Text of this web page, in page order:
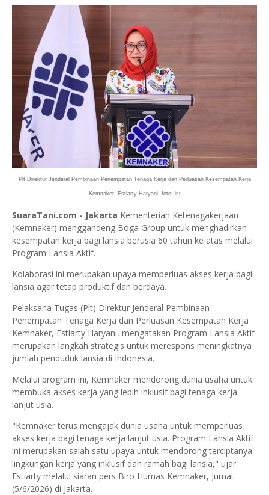
Plt Direktur Jenderal Pembinaan Penempatan Tenaga Kerja dan Perluasan Kesempatan Kerja
Kemnaker, Estiarty Haryani. foto: ist
SuaraTani.com - Jakarta Kementerian Ketenagakerjaan
(Kemnaker) menggandeng Boga Group untuk menghadirkan
kesempatan kerja bagi lansia berusia 60 tahun ke atas melalui
Program Lansia Aktif.
Kolaborasi ini merupakan upaya memperluas akses kerja bagi
lansia agar tetap produktif dan berdaya.
Pelaksana Tugas (Plt) Direktur Jenderal Pembinaan
Penempatan Tenaga Kerja dan Perluasan Kesempatan Kerja
Kemnaker, Estiarty Haryani, mengatakan Program Lansia Aktif
merupakan langkah strategis untuk merespons meningkatnya
jumlah penduduk lansia di Indonesia.
Melalui program ini, Kemnaker mendorong dunia usaha untuk
membuka akses kerja yang lebih inklusif bagi tenaga kerja
lanjut usia.
"Kemnaker terus mengajak dunia usaha untuk memperluas
akses kerja bagi tenaga kerja lanjut usia. Program Lansia Aktif
ini merupakan salah satu upaya untuk mendorong terciptanya
lingkungan kerja yang inklusif dan ramah bagi lansia," ujar
Estiarty melalui siaran pers Biro Humas Kemnaker, Jumat
(5/6/2026) di Jakarta.